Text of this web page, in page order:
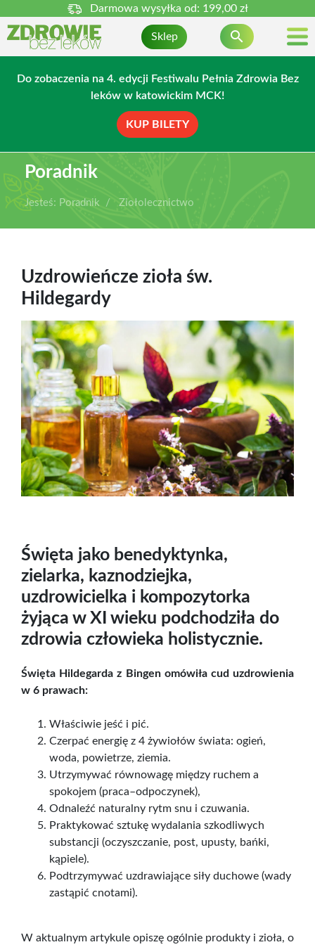
Darmowa wysyłka od: 199,00 zł
Sklep 
Do zobaczenia na 4. edycji Festiwalu Pełnia Zdrowia Bez
leków w katowickim MCK!
KUP BILETY
Poradnik
Jesteś: Poradnik Ziołolecznictwo
Uzdrowieńcze zioła św.
Hildegardy
Święta jako benedyktynka,
zielarka, kaznodziejka,
uzdrowicielka i kompozytorka
żyjąca w XI wieku podchodziła do
zdrowia człowieka holistycznie.
Święta Hildegarda z Bingen omówiła cud uzdrowienia
w 6 prawach:
Właściwie jeść i pić.
Czerpać energię z 4 żywiołów świata: ogień,
woda, powietrze, ziemia.
Utrzymywać równowagę między ruchem a
spokojem (praca–odpoczynek),
Odnaleźć naturalny rytm snu i czuwania.
Praktykować sztukę wydalania szkodliwych
substancji (oczyszczanie, post, upusty, bańki,
kąpiele).
Podtrzymywać uzdrawiające siły duchowe (wady
zastąpić cnotami).
W aktualnym artykule opiszę ogólnie produkty i zioła, o